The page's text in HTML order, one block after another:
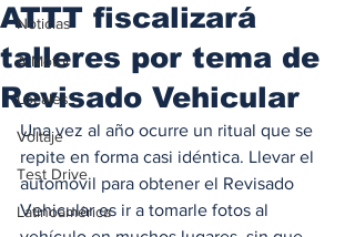
Noticias
A Motor
Locales
Voltaje
Test Drive
Latinoamérica
ATTT fiscalizará
talleres por tema de
Revisado Vehicular
Una vez al año ocurre un ritual que se
repite en forma casi idéntica. Llevar el
automóvil para obtener el Revisado
Vehicular es ir a tomarle fotos al